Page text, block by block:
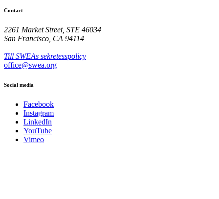
Contact
2261 Market Street, STE 46034
San Francisco, CA 94114
Till SWEAs sekretesspolicy
office@swea.org
Social media
Facebook
Instagram
LinkedIn
YouTube
Vimeo